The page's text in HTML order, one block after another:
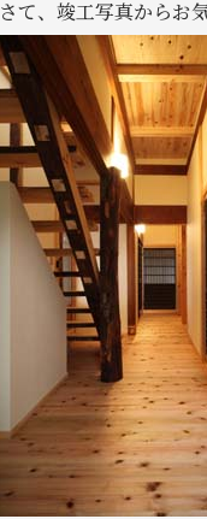
さて、竣工写真からお